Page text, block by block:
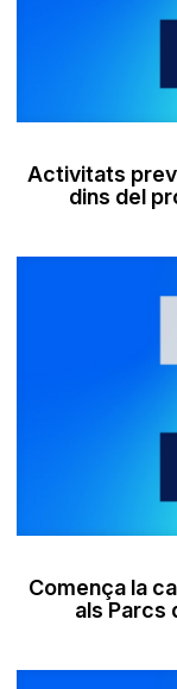
Activitats
dins del
Comença la
als Parcs